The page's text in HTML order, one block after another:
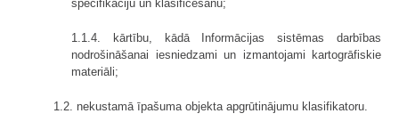
specifikāciju un klasificēšanu;
1.1.4. kārtību, kādā Informācijas sistēmas darbības
nodrošināšanai iesniedzami un izmantojami kartogrāfiskie
materiāli;
1.2. nekustamā īpašuma objekta apgrūtinājumu klasifikatoru.